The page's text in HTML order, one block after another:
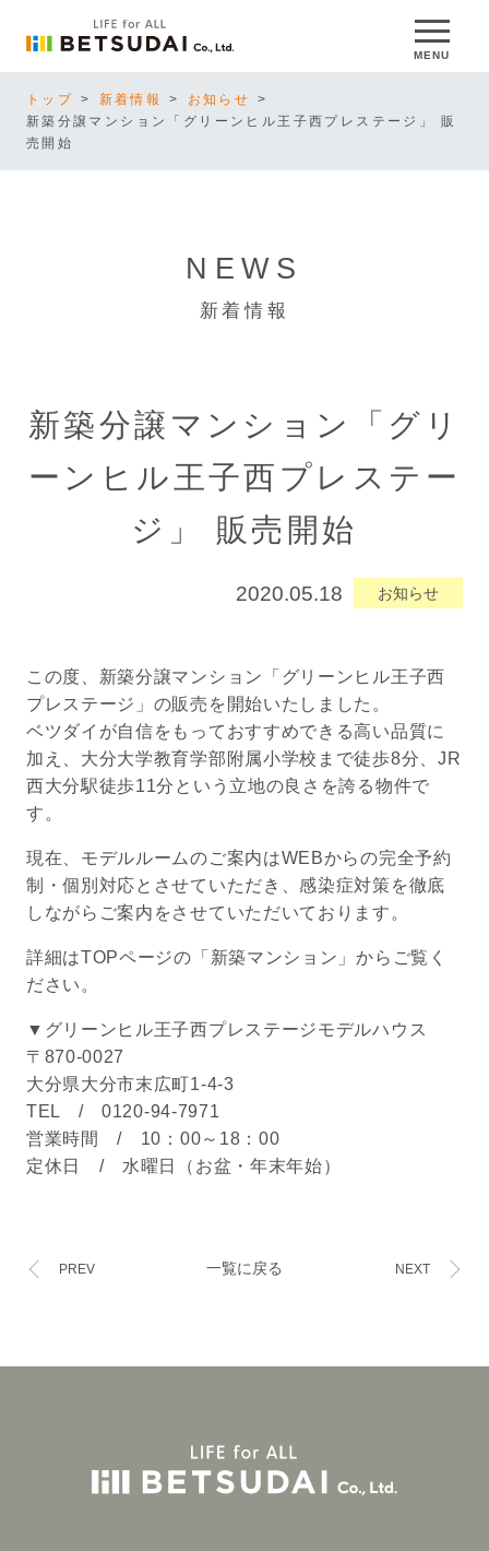
MENU
トップ 新着情報
お知らせ
新築分譲マンション「グリーンヒル王子西プレステージ」 販
売開始
NEWS
新着情報
新築分譲マンション「グリ
ーンヒル王子西プレステー
ジ」 販売開始
2020.05.18 お知らせ
この度、新築分譲マンション「グリーンヒル王子西
プレステージ」の販売を開始いたしました。
ベツダイが自信をもっておすすめできる高い品質に
加え、大分大学教育学部附属小学校まで徒歩8分、JR
西大分駅徒歩11分という立地の良さを誇る物件で
す。
現在、モデルルームのご案内はWEBからの完全予約
制・個別対応とさせていただき、感染症対策を徹底
しながらご案内をさせていただいております。
詳細はTOPページの「新築マンション」からご覧く
ださい。
▼グリーンヒル王子西プレステージモデルハウス
〒870-0027
大分県大分市末広町1-4-3
TEL / 0120-94-7971
営業時間 / 10：00～18：00
定休日 / 水曜日（お盆・年末年始）
PREV 一覧に戻る NEXT